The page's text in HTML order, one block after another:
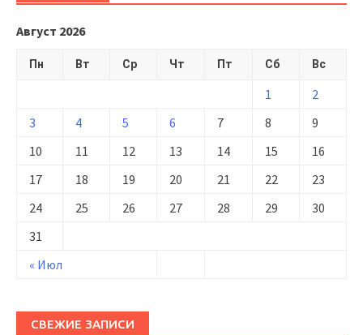
Август 2026
Пн Вт Ср Чт Пт Сб Вс
« Июл
1
2
3
4 5 6 7 8
9
10
11 12 13 14 15
16
17
18 19 20 21 22
23
24
25 26 27 28 29
30
31
СВЕЖИЕ ЗАПИСИ